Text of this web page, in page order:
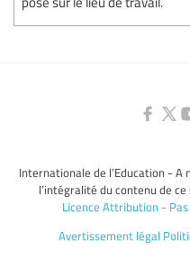
Internationale de l’Education - A
l’intégralité du contenu de
Licence Attribution -
Avertissement légal